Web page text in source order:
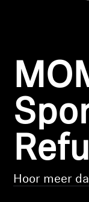
Hearing
Gehoor per
TV-koptelefoons
Hoor meer